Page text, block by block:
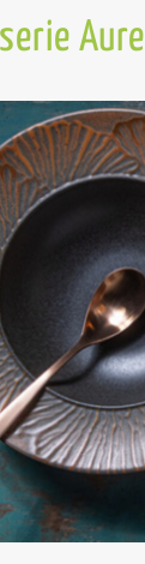
Aurel